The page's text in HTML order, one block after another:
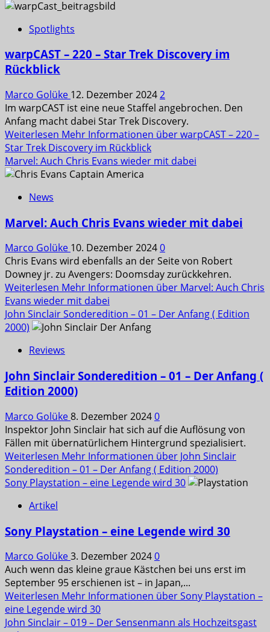
Spotlights
warpCAST – 220 – Star Trek Discovery im
Rückblick
Marco Golüke 12. Dezember 20242
Im warpCAST ist eine neue Staffel angebrochen. Den
Anfang macht dabei Star Trek Discovery.
Weiterlesen Mehr Informationen über warpCAST – 220 –
Star Trek Discovery im Rückblick
Marvel: Auch Chris Evans wieder mit dabei
News
Marvel: Auch Chris Evans wieder mit dabei
Marco Golüke 10. Dezember 20240
Chris Evans wird ebenfalls an der Seite von Robert
Downey jr. zu Avengers: Doomsday zurückkehren.
Weiterlesen Mehr Informationen über Marvel: Auch Chris
Evans wieder mit dabei
John Sinclair Sonderedition – 01 – Der Anfang ( Edition
2000)
Reviews
John Sinclair Sonderedition – 01 – Der Anfang (
Edition 2000)
Marco Golüke8. Dezember 20240
Inspektor John Sinclair hat sich auf die Auflösung von
Fällen mit übernatürlichem Hintergrund spezialisiert.
Weiterlesen Mehr Informationen über John Sinclair
Sonderedition – 01 – Der Anfang ( Edition 2000)
Sony Playstation – eine Legende wird 30
Artikel
Sony Playstation – eine Legende wird 30
Marco Golüke3. Dezember 20240
Auch wenn das kleine graue Kästchen bei uns erst im
September 95 erschienen ist – in Japan,...
Weiterlesen Mehr Informationen über Sony Playstation –
eine Legende wird 30
John Sinclair – 019 – Der Sensenmann als Hochzeitsgast